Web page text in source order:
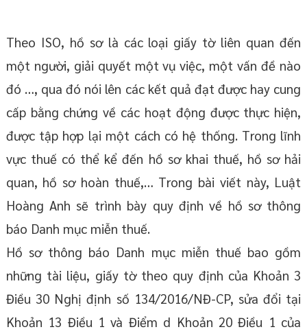
Theo ISO, hồ sơ là các loại giấy tờ liên quan đến
một người, giải quyết một vụ việc, một vấn đề nào
đó …, qua đó nói lên các kết quả đạt được hay cung
cấp bằng chứng về các hoạt động được thực hiện,
được tập hợp lại một cách có hệ thống. Trong lĩnh
vực thuế có thể kể đến hồ sơ khai thuế, hồ sơ hải
quan, hồ sơ hoàn thuế,… Trong bài viết này, Luật
Hoàng Anh sẽ trình bày quy định về hồ sơ thông
báo Danh mục miễn thuế.
Hồ sơ thông báo Danh mục miễn thuế bao gồm
những tài liệu, giấy tờ theo quy định của Khoản 3
Điều 30 Nghị định số 134/2016/NĐ-CP, sửa đổi tại
Khoản 13 Điều 1 và Điểm d Khoản 20 Điều 1 của